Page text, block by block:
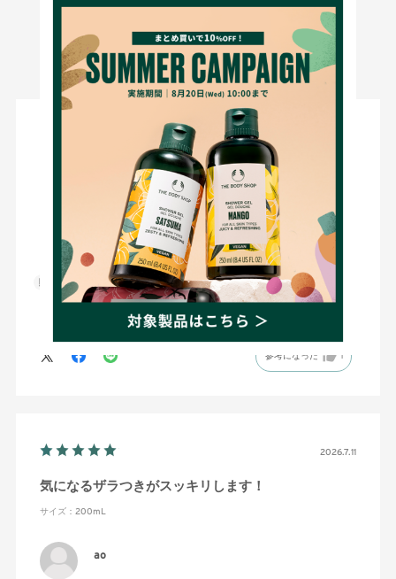
★ 1 (0)
絞り込み 表示：新しい順
愛とレオママ
購入確認済み 年代:60代 性別:女性 肌タイプ:ノーマル
香りが最高です。使った後がしっとりサッパリです
参考になった 1
2026.7.11
気になるザラつきがスッキリします！
サイズ：200mL
ao